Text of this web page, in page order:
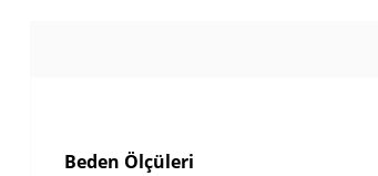
Beden Ölçüleri